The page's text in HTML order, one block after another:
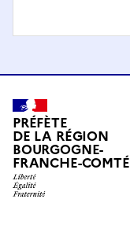
PRÉFÈTE
DE LA RÉGION
BOURGOGNE-
FRANCHE-COMTÉ